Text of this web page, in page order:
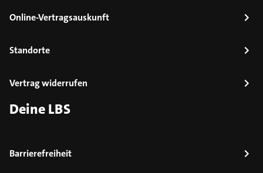
Online-Vertragsauskunft
Standorte
Vertrag widerrufen
Deine LBS
Barrierefreiheit